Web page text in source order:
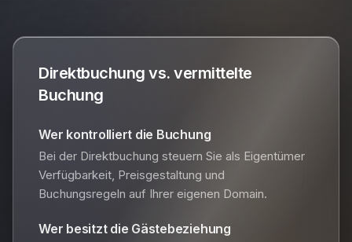
Direktbuchung vs. vermittelte
Buchung
Wer kontrolliert die Buchung
Bei der Direktbuchung steuern Sie als Eigentümer
Verfügbarkeit, Preisgestaltung und
Buchungsregeln auf Ihrer eigenen Domain.
Wer besitzt die Gästebeziehung